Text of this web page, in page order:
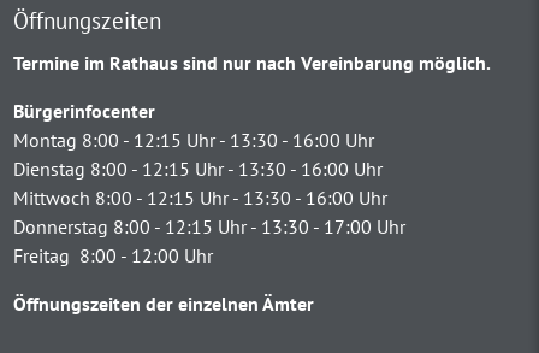
Öffnungszeiten
Termine im Rathaus sind nur nach Vereinbarung möglich.
Bürgerinfocenter
Montag 8:00 - 12:15 Uhr - 13:30 - 16:00 Uhr
Dienstag 8:00 - 12:15 Uhr - 13:30 - 16:00 Uhr
Mittwoch 8:00 - 12:15 Uhr - 13:30 - 16:00 Uhr
Donnerstag 8:00 - 12:15 Uhr - 13:30 - 17:00 Uhr
Freitag 8:00 - 12:00 Uhr
Öffnungszeiten der einzelnen Ämter